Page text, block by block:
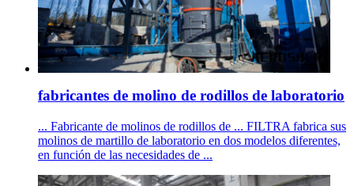
fabricantes de molino de rodillos de laboratorio
... Fabricante de molinos de rodillos de ... FILTRA fabrica sus
molinos de martillo de laboratorio en dos modelos diferentes,
en función de las necesidades de ...